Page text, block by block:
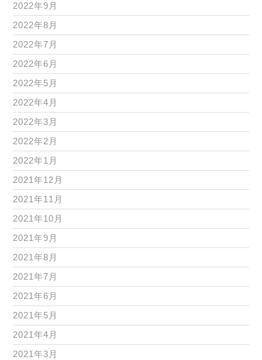
2022年9月
2022年8月
2022年7月
2022年6月
2022年5月
2022年4月
2022年3月
2022年2月
2022年1月
2021年12月
2021年11月
2021年10月
2021年9月
2021年8月
2021年7月
2021年6月
2021年5月
2021年4月
2021年3月